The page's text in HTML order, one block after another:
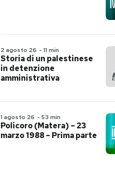
2 agosto 26 - 11 min
Storia di un palestinese
in detenzione
amministrativa
1 agosto 26 - 53 min
Policoro (Matera) – 23
marzo 1988 – Prima parte